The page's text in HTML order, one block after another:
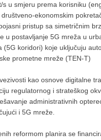
s u smjeru prema korisniku
ekonomskim
pristup sa simetričnim
u postavljanje 5G mreža u
(5G koridori) koje uključuju
prometne mreže (TEN-T)
kao osnove digitalne
regulatornog i strateškog
administrativnih
i 5G mreže.
reformom planira se